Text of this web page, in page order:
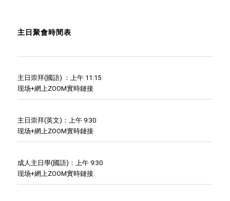
主日聚會時間表
主日崇拜(國語) ：上午 11:15
现场+網上ZOOM實時鏈接
主日崇拜(英文)：上午 9:30
现场+網上ZOOM實時鏈接
成人主日學(國語)：上午 9:30
现场+網上ZOOM實時鏈接.